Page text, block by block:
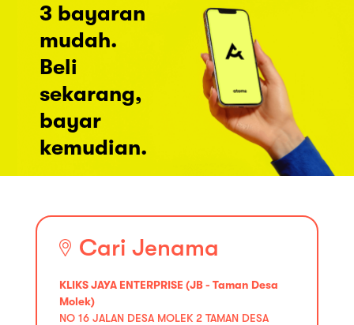
3 bayaran
mudah.
Beli
sekarang,
bayar
kemudian.
Cari Jenama
KLIKS JAYA ENTERPRISE (JB - Taman Desa
Molek)
NO 16 JALAN DESA MOLEK 2 TAMAN DESA